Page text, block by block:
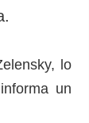
lo
un